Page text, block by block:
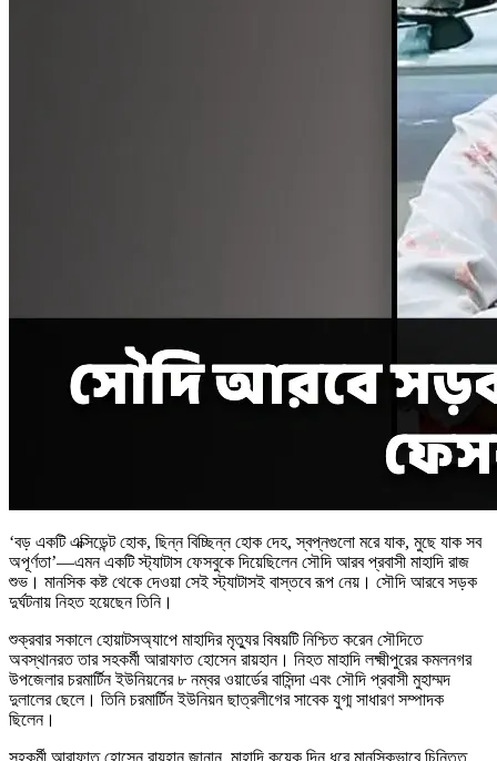
‘বড় একটি এক্সিডেন্ট হোক, ছিন্ন বিচ্ছিন্ন হোক দেহ, স্বপ্নগুলো মরে যাক, মুছে যাক সব
অপূর্ণতা’—এমন একটি স্ট্যাটাস ফেসবুকে দিয়েছিলেন সৌদি আরব প্রবাসী মাহাদি রাজ
শুভ। মানসিক কষ্ট থেকে দেওয়া সেই স্ট্যাটাসই বাস্তবে রূপ নেয়। সৌদি আরবে সড়ক
দুর্ঘটনায় নিহত হয়েছেন তিনি।
শুক্রবার সকালে হোয়াটসঅ্যাপে মাহাদির মৃত্যুর বিষয়টি নিশ্চিত করেন সৌদিতে
অবস্থানরত তার সহকর্মী আরাফাত হোসেন রায়হান। নিহত মাহাদি লক্ষ্মীপুরের কমলনগর
উপজেলার চরমার্টিন ইউনিয়নের ৮ নম্বর ওয়ার্ডের বাসিন্দা এবং সৌদি প্রবাসী মুহাম্মদ
দুলালের ছেলে। তিনি চরমার্টিন ইউনিয়ন ছাত্রলীগের সাবেক যুগ্ম সাধারণ সম্পাদক
ছিলেন।